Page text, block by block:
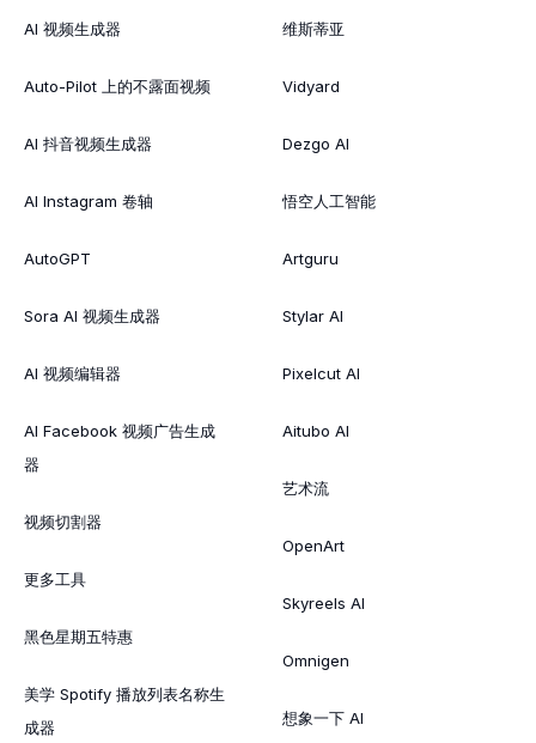
AI 视频生成器
Auto-Pilot 上的不露面视频
AI 抖音视频生成器
AI Instagram 卷轴
AutoGPT
Sora AI 视频生成器
AI 视频编辑器
AI Facebook 视频广告生成
器
视频切割器
更多工具
黑色星期五特惠
美学 Spotify 播放列表名称生
成器
维斯蒂亚
Vidyard
Dezgo AI
悟空人工智能
Artguru
Stylar AI
Pixelcut AI
Aitubo AI
艺术流
OpenArt
Skyreels AI
Omnigen
想象一下 AI